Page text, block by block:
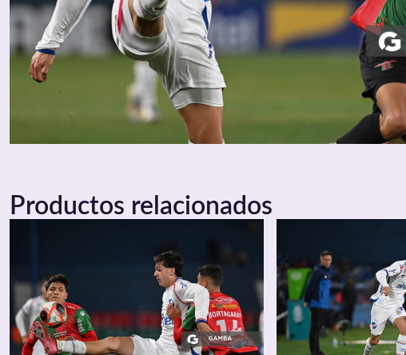
Productos relacionados